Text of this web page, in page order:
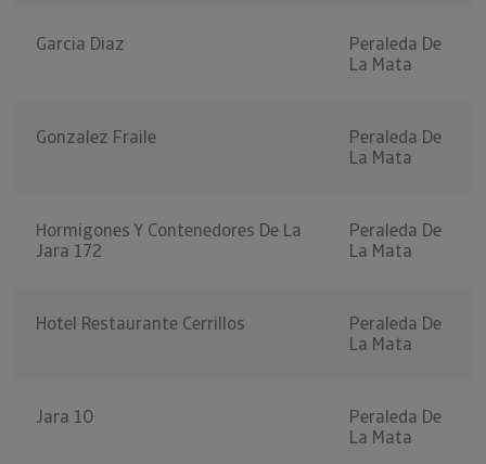
Garcia Diaz
Peraleda De
La Mata
Gonzalez Fraile
Peraleda De
La Mata
Hormigones Y Contenedores De La
Jara 172
Peraleda De
La Mata
Hotel Restaurante Cerrillos
Peraleda De
La Mata
Jara 10
Peraleda De
La Mata